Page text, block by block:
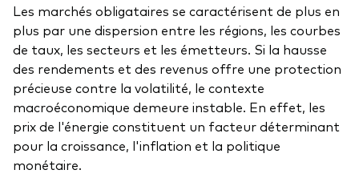
Les marchés obligataires se caractérisent de plus en
plus par une dispersion entre les régions, les courbes
de taux, les secteurs et les émetteurs. Si la hausse
des rendements et des revenus offre une protection
précieuse contre la volatilité, le contexte
macroéconomique demeure instable. En effet, les
prix de l'énergie constituent un facteur déterminant
pour la croissance, l'inflation et la politique
monétaire.